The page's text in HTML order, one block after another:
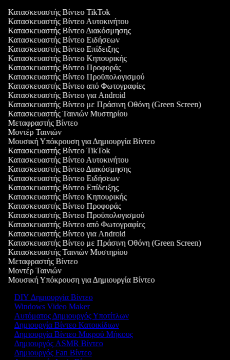
Κατασκευαστής Βίντεο TikTok
Κατασκευαστής Βίντεο Αυτοκινήτου
Κατασκευαστής Βίντεο Διακόσμησης
Κατασκευαστής Βίντεο Ειδήσεων
Κατασκευαστής Βίντεο Επίδειξης
Κατασκευαστής Βίντεο Κηπουρικής
Κατασκευαστής Βίντεο Προφοράς
Κατασκευαστής Βίντεο Προϋπολογισμού
Κατασκευαστής Βίντεο από Φωτογραφίες
Κατασκευαστής Βίντεο για Android
Κατασκευαστής Βίντεο με Πράσινη Οθόνη (Green Screen)
Κατασκευαστής Ταινιών Μυστηρίου
Μεταφραστής Βίντεο
Μοντέρ Ταινιών
Μουσική Υπόκρουση για Δημιουργία Βίντεο
Κατασκευαστής Βίντεο TikTok
Κατασκευαστής Βίντεο Αυτοκινήτου
Κατασκευαστής Βίντεο Διακόσμησης
Κατασκευαστής Βίντεο Ειδήσεων
Κατασκευαστής Βίντεο Επίδειξης
Κατασκευαστής Βίντεο Κηπουρικής
Κατασκευαστής Βίντεο Προφοράς
Κατασκευαστής Βίντεο Προϋπολογισμού
Κατασκευαστής Βίντεο από Φωτογραφίες
Κατασκευαστής Βίντεο για Android
Κατασκευαστής Βίντεο με Πράσινη Οθόνη (Green Screen)
Κατασκευαστής Ταινιών Μυστηρίου
Μεταφραστής Βίντεο
Μοντέρ Ταινιών
Μουσική Υπόκρουση για Δημιουργία Βίντεο
DIY Δημιουργία Βίντεο
Windows Video Maker
Αυτόματος Δημιουργός Υποτίτλων
Δημιουργία Βίντεο Κατοικίδιων
Δημιουργία Βίντεο Μικρού Μήκους
Δημιουργός ASMR Βίντεο
Δημιουργός Fan Βίντεο